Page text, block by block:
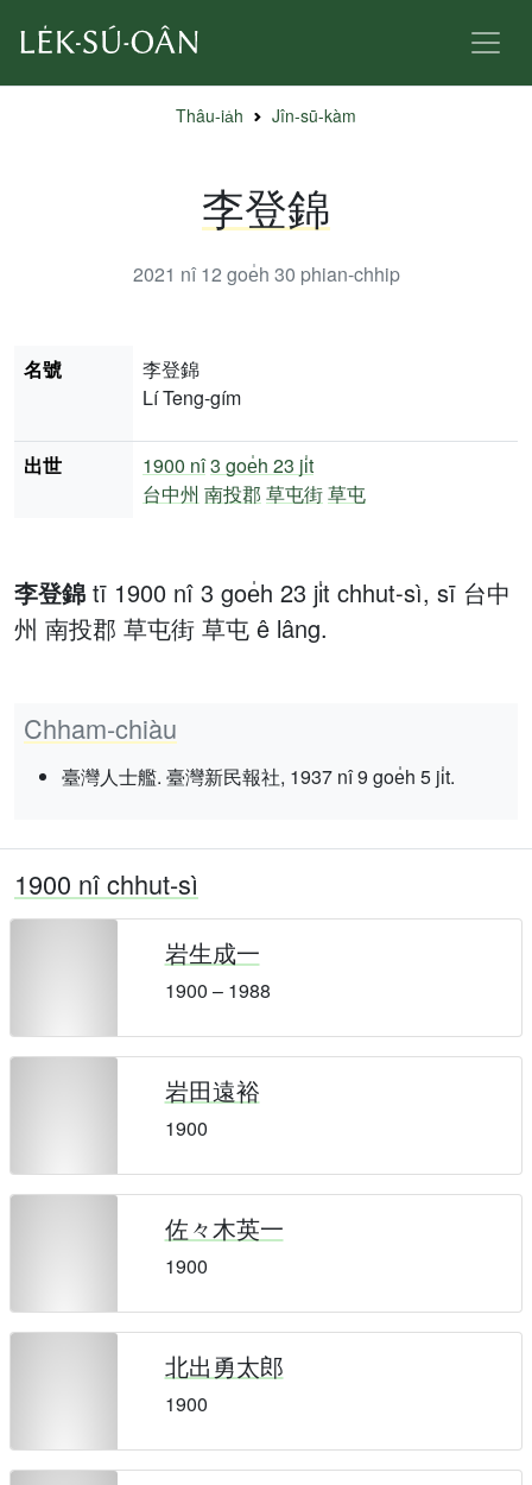
Thâu-ia̍h Jîn-sū-kàm
李登錦
2021 nî 12 goe̍h 30 phian-chhip
李登錦 tī 1900 nî 3 goe̍h 23 ji̍t chhut-sì, sī 台中
州 南投郡 草屯街 草屯 ê lâng.
Chham-chiàu
臺灣人士艦. 臺灣新民報社, 1937 nî 9 goe̍h 5 ji̍t.
名號
李登錦
Lí Teng-gím
出世 1900 nî3 goe̍h 23 ji̍t
台中州 南投郡 草屯街草屯
1900 nî chhut-sì
岩生成一
1900 – 1988
岩田遠裕
1900
佐々木英一
1900
北出勇太郎
1900